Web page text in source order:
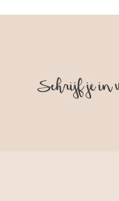
Schrijf je in